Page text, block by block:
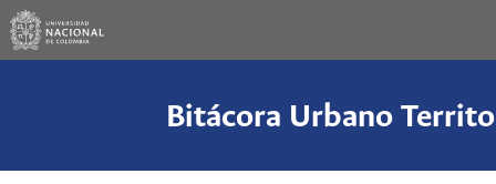
Bitácora Urbano